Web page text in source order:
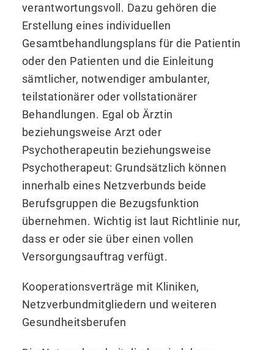
verantwortungsvoll. Dazu gehören die
Erstellung eines individuellen
Gesamtbehandlungsplans für die Patientin
oder den Patienten und die Einleitung
sämtlicher, notwendiger ambulanter,
teilstationärer oder vollstationärer
Behandlungen. Egal ob Ärztin
beziehungsweise Arzt oder
Psychotherapeutin beziehungsweise
Psychotherapeut: Grundsätzlich können
innerhalb eines Netzverbunds beide
Berufsgruppen die Bezugsfunktion
übernehmen. Wichtig ist laut Richtlinie nur,
dass er oder sie über einen vollen
Versorgungsauftrag verfügt.
Kooperationsverträge mit Kliniken,
Netzverbundmitgliedern und weiteren
Gesundheitsberufen